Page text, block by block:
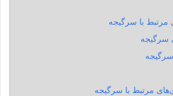
مرتبط با سرگیجه
سرگیجه
سرگیجه
مرتبط با سرگیجه